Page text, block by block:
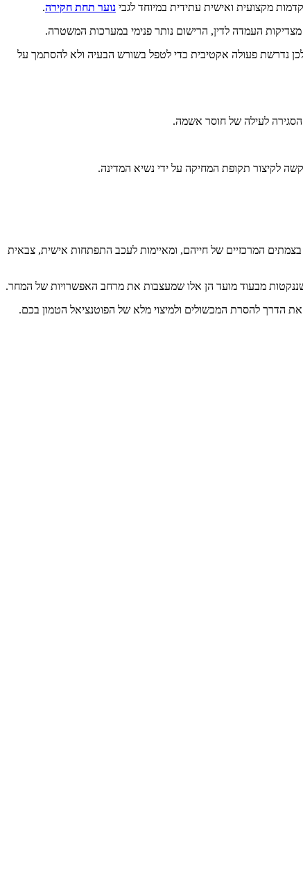
מקצועית ואישית עתידית במיוחד לגבי נוער תחת חקירה.
העמדה לדין, הרישום נותר פנימי במערכות המשטרה.
ולכן נדרשת פעולה אקטיבית כדי לטפל בשורש הבעיה ולא להסתמך על
הסגירה לעילה של חוסר אשמה.
לקיצור תקופת המחיקה על ידי נשיא המדינה.
המרכזיים של חייהם, ומאיימות לעכב התפתחות אישית, צבאית
מבעוד מועד הן אלו שמעצבות את מרחב האפשרויות של המחר.
הדרך להסרת המכשולים ולמיצוי מלא של הפוטנציאל הטמון בכם.